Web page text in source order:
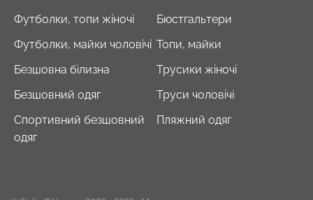
Футболки, топи жіночі
Футболки, майки чоловічі
Безшовна білизна
Безшовний одяг
Спортивний безшовний
одяг
Бюстгальтери
Топи, майки
Трусики жіночі
Труси чоловічі
Пляжний одяг